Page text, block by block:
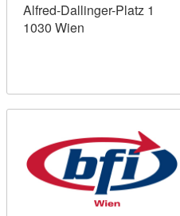
Alfred-Dallinger-Platz 1
1030 Wien